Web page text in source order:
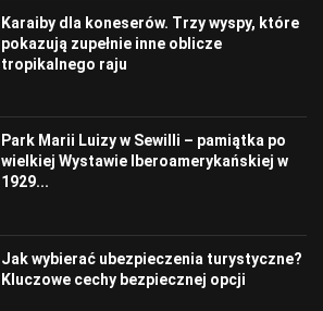
Karaiby dla koneserów. Trzy wyspy, które
pokazują zupełnie inne oblicze
tropikalnego raju
Park Marii Luizy w Sewilli – pamiątka po
wielkiej Wystawie Iberoamerykańskiej w
1929...
Jak wybierać ubezpieczenia turystyczne?
Kluczowe cechy bezpiecznej opcji